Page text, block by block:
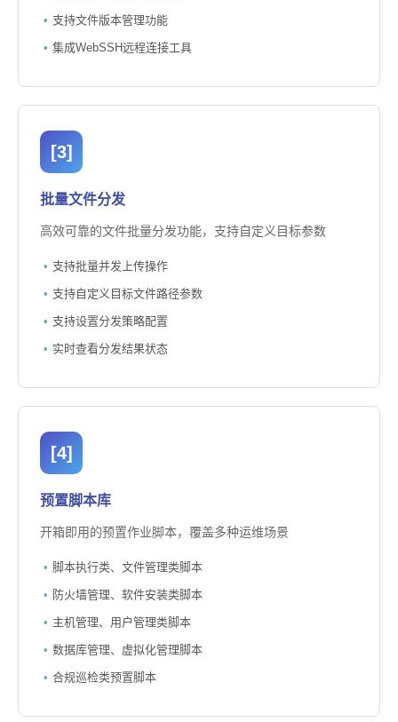
支持文件版本管理功能
集成WebSSH远程连接工具
[3]
批量文件分发
高效可靠的文件批量分发功能，支持自定义目标参数
支持批量并发上传操作
支持自定义目标文件路径参数
支持设置分发策略配置
实时查看分发结果状态
[4]
预置脚本库
开箱即用的预置作业脚本，覆盖多种运维场景
脚本执行类、文件管理类脚本
防火墙管理、软件安装类脚本
主机管理、用户管理类脚本
数据库管理、虚拟化管理脚本
合规巡检类预置脚本